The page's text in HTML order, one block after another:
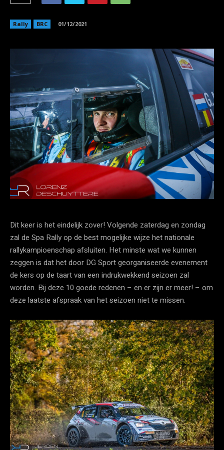
Rally BRC 01/12/2021
Dit keer is het eindelijk zover! Volgende zaterdag en zondag
zal de Spa Rally op de best mogelijke wijze het nationale
rallykampioenschap afsluiten. Het minste wat we kunnen
zeggen is dat het door DG Sport georganiseerde evenement
de kers op de taart van een indrukwekkend seizoen zal
worden. Bij deze 10 goede redenen – en er zijn er meer! – om
deze laatste afspraak van het seizoen niet te missen.